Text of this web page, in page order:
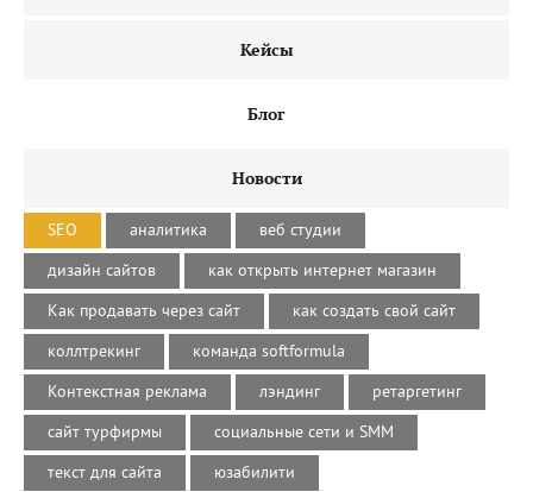
Кейсы
Блог
Новости
SEO аналитика
веб студии
дизайн сайтов
как открыть интернет магазин
Как продавать через сайт
как создать свой сайт
коллтрекинг
команда softformula
Контекстная реклама
лэндинг
ретаргетинг
сайт турфирмы
социальные сети и SMM
текст для сайта
юзабилити